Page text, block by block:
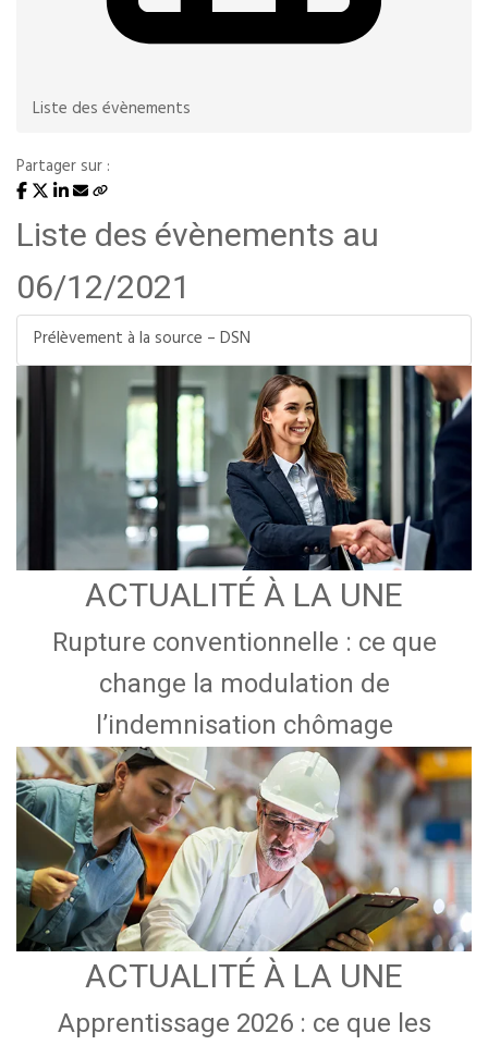
Liste des évènements
Partager sur :
Liste des évènements au
06/12/2021
Prélèvement à la source – DSN
ACTUALITÉ À LA UNE
Rupture conventionnelle : ce que
change la modulation de
l’indemnisation chômage
ACTUALITÉ À LA UNE
Apprentissage 2026 : ce que les